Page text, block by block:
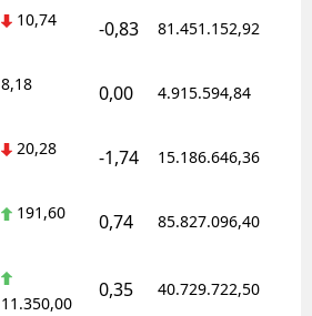
10,74 -0,83 81.451.152,92
8,18 0,00 4.915.594,84
20,28 -1,74 15.186.646,36
191,60 0,74 85.827.096,40
11.350,00
0,35 40.729.722,50